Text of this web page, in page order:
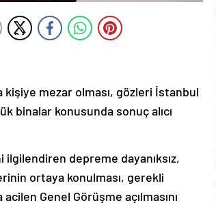
kişiye mezar olması, gözleri İstanbul
binalar konusunda sonuç alıcı
depreme dayanıksız,
ortaya konulması, gerekli
Genel Görüşme açılmasını